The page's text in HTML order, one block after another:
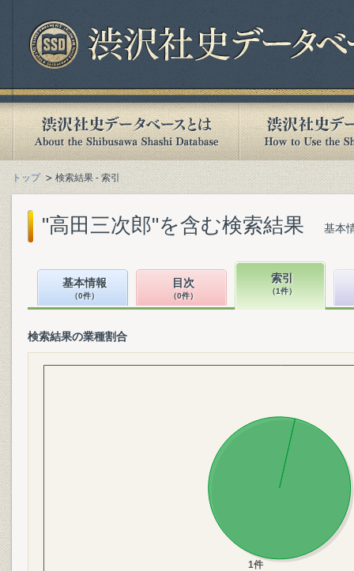
トップ 検索結果 - 索引
"高田三次郎"を含む検索結果 基本
基本情報
（0件）
目次
（0件）
索引
（1件）
検索結果の業種割合